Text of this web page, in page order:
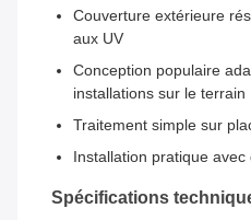
Couverture extérieure
aux UV
Conception populaire
installations sur le terrain
Traitement simple sur
Installation pratique
Spécifications